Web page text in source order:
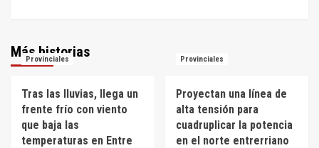
Más historias
Provinciales
Tras las lluvias, llega un
frente frío con viento
que baja las
temperaturas en Entre
Provinciales
Proyectan una línea de
alta tensión para
cuadruplicar la potencia
en el norte entrerriano